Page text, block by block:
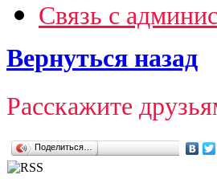
Связь с
Вернуться назад
Расскажите
Поделиться…